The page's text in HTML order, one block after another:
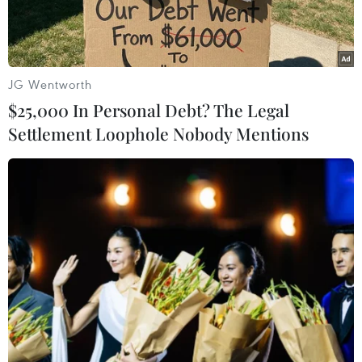
Tàu chở dầu Grace 1 trên vùng biển ngoài khơi Gibraltar ngày
6/7/2019. (Nguồn: AFP/TTXVN)
Giới chức Iran ngày 13/8 cho biết Anh sẽ sớm
thả tàu chở dầu Grace 1 của Iran sau khi hai bên
trao đổi một số tài liệu.
JG Wentworth
$25,000 In Personal Debt? The Legal
Settlement Loophole Nobody Mentions